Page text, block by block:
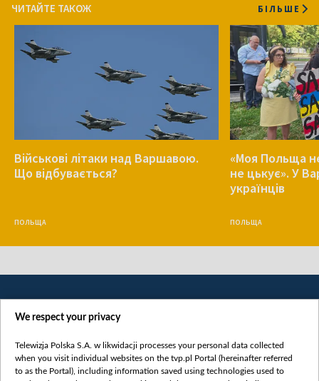
ЧИТАЙТЕ ТАКОЖ БІЛЬШЕ
Військові літаки над Варшавою.
Що відбувається?
ПОЛЬЩА
«Моя Польща
не цькує». У
українців
ПОЛЬЩА
We respect your privacy
Telewizja Polska S.A. w likwidacji processes your personal data collected
when you visit individual websites on the tvp.pl Portal (hereinafter referred
to as the Portal), including information saved using technologies used to